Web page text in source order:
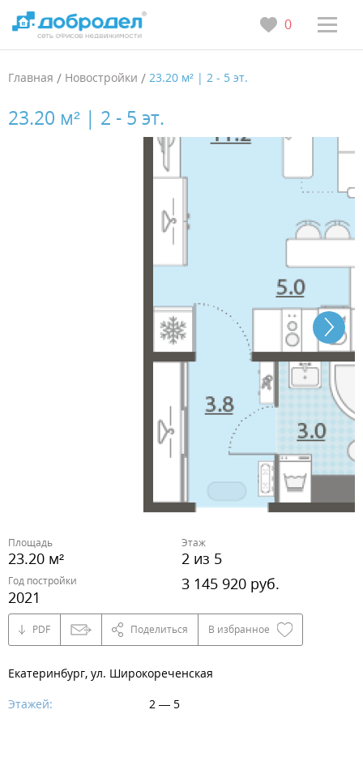
0
Главная / Новостройки / 23.20 м² | 2 - 5 эт.
23.20 м² | 2 - 5 эт.
Площадь
23.20 м²
Этаж
2 из 5
Год постройки
2021
3 145 920 руб.
PDF Поделиться В избранное
Екатеринбург, ул. Широкореченская
Этажей:
2 — 5